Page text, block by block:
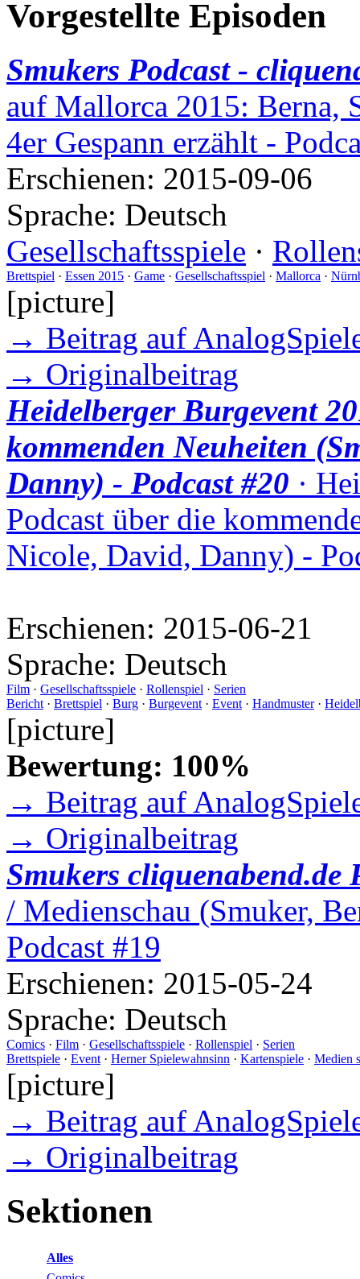
Vorgestellte Episoden
Smukers Podcast -
auf Mallorca 2015: Berna,
4er Gespann erzählt -
Erschienen: 2015-09-06
Sprache: Deutsch
Gesellschaftsspiele ·
Brettspiel · Essen 2015 · Game · Gesellschaftsspiel · Mallorca ·
[picture]
→ Beitrag auf
→ Originalbeitrag
Heidelberger Burgevent
kommenden Neuheiten
Danny) - Podcast #20 ·
Podcast über die
Nicole, David, Danny) -
Erschienen: 2015-06-21
Sprache: Deutsch
Film · Gesellschaftsspiele · Rollenspiel · Serien
Bericht · Brettspiel · Burg · Burgevent · Event · Handmuster·
[picture]
Bewertung: 100%
→ Beitrag auf
→ Originalbeitrag
Smukers cliquenabend.de
/ Medienschau (Smuker,
Podcast #19
Erschienen: 2015-05-24
Sprache: Deutsch
Comics · Film · Gesellschaftsspiele · Rollenspiel · Serien
Brettspiele · Event · Herner Spielewahnsinn · Kartenspiele · Medien
[picture]
→ Beitrag auf
→ Originalbeitrag
Sektionen
Alles